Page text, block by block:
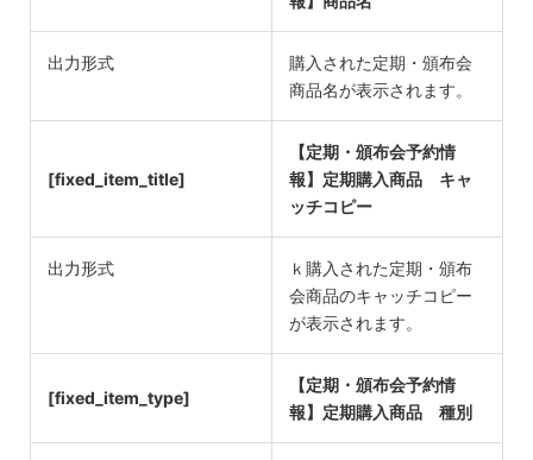
出力形式
購入された定期・頒布会
商品名が表示されます。
[fixed_item_title]
【定期・頒布会予約情
報】定期購入商品 キャ
ッチコピー
出力形式
ｋ購入された定期・頒布
会商品のキャッチコピー
が表示されます。
[fixed_item_type]
【定期・頒布会予約情
報】定期購入商品 種別